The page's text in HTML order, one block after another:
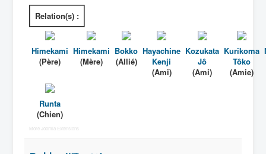
Relation(s) :
Himekami
(Père)
Himekami
(Mère)
Bokko
(Allié)
Hayachine
Kenji
(Ami)
Kozukata
Jô
(Ami)
Kurikoma
Tôko
(Amie)
Runta
(Chien)
More Joomla Extensions